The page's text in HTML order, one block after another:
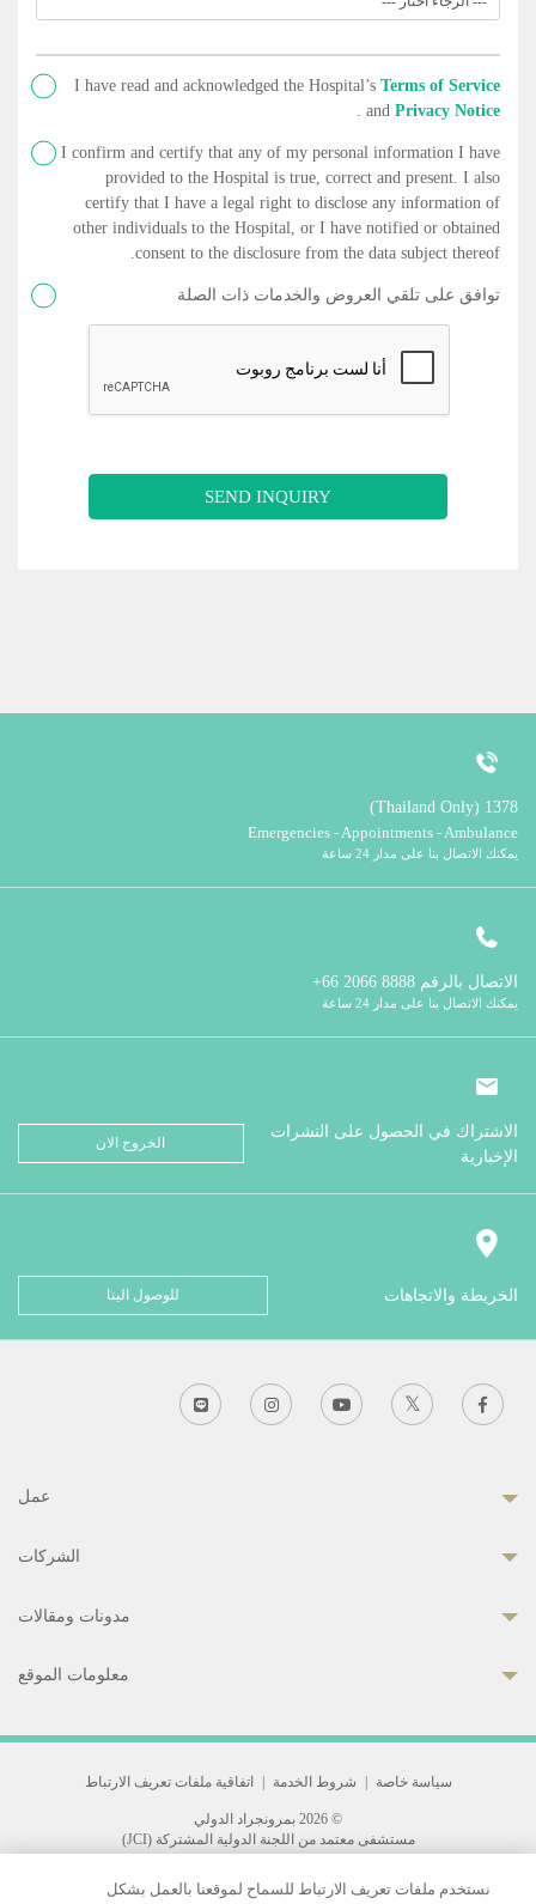
I have read and acknowledged the Hospital’s Terms of Service
and Privacy Notice
I confirm and certify that any of my personal information I have
provided to the Hospital is true, correct and present. I also
certify that I have a legal right to disclose any information of
other individuals to the Hospital, or I have notified or obtained
consent to the disclosure from the data subject thereof.
توافق على تلقي العروض والخدمات ذات الصلة
SEND INQUIRY
1378 (Thailand Only)
Emergencies - Appointments - Ambulance
يمكنك الاتصال بنا على مدار 24 ساعة
الاتصال بالرقم
يمكنك الاتصال بنا على مدار 24 ساعة
الاشتراك في الحصول على النشرات
الإخبارية
الخروج الان
الخريطة والاتجاهات للوصول الينا
عمل
الشركات
مدونات ومقالات
معلومات الموقع
سياسة خاصة شروط الخدمة اتفاقية ملفات تعريف الارتباط
© 2026 بمرونجراد الدولي
مستشفى معتمد من اللجنة الدولية المشتركة (JCI)
33 Sukhumvit 3, Wattana, Bangkok 10110 Thailand.
نستخدم ملفات تعريف الارتباط للسماح لموقعنا بالعمل بشكل